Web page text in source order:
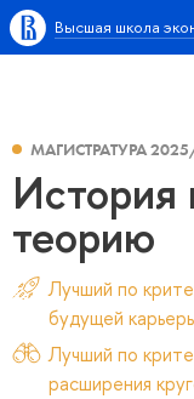
Высшая школа
МАГИСТРАТУРА
История
теорию
Лучший по
будущей
Лучший по
расширения